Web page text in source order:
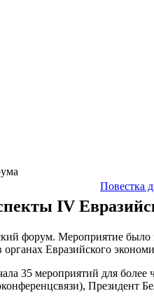
Повестка
IV
форум. Мероприятие было
Евразийского
35 мероприятий для
Президент